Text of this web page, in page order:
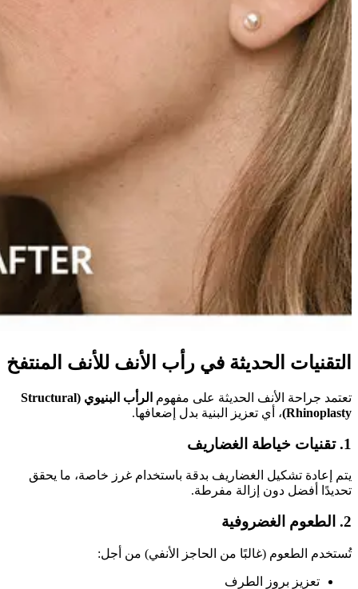
التقنيات الحديثة في رأب الأنف للأنف المنتفخ
تعتمد جراحة الأنف الحديثة على مفهوم
الرأب البنيوي (Structural
Rhinoplasty) ، أي تعزيز البنية بدل إضعافها.
1. تقنيات خياطة الغضاريف
يتم إعادة تشكيل الغضاريف بدقة باستخدام غرز خاصة، ما يحقق
تحديدًا أفضل دون إزالة مفرطة.
2. الطعوم الغضروفية
تُستخدم الطعوم (غالبًا من الحاجز الأنفي) من أجل:
تعزيز بروز الطرف